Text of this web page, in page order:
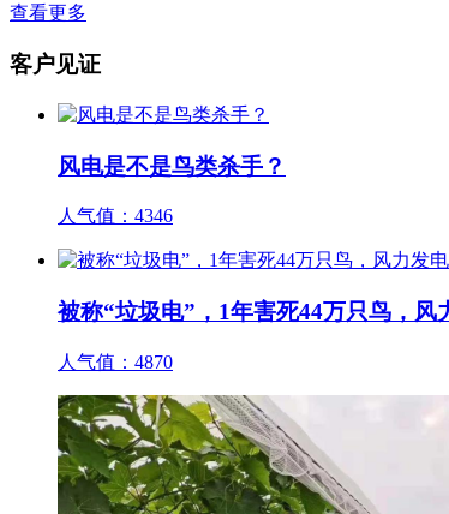
查看更多
客户见证
风电是不是鸟类杀手？
人气值： 4346
被称“垃圾电”，1年害死44万只鸟，风
人气值： 4870